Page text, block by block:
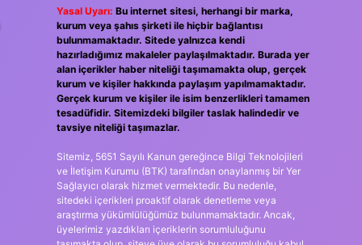
Yasal Uyarı: Bu internet sitesi, herhangi bir marka,
kurum veya şahıs şirketi ile hiçbir bağlantısı
bulunmamaktadır. Sitede yalnızca kendi
hazırladığımız makaleler paylaşılmaktadır. Burada yer
alan içerikler haber niteliği taşımamakta olup, gerçek
kurum ve kişiler hakkında paylaşım yapılmamaktadır.
Gerçek kurum ve kişiler ile isim benzerlikleri tamamen
tesadüfidir. Sitemizdeki bilgiler taslak halindedir ve
tavsiye niteliği taşımazlar.
Sitemiz, 5651 Sayılı Kanun gereğince Bilgi Teknolojileri
ve İletişim Kurumu (BTK) tarafından onaylanmış bir Yer
Sağlayıcı olarak hizmet vermektedir. Bu nedenle,
sitedeki içerikleri proaktif olarak denetleme veya
araştırma yükümlülüğümüz bulunmamaktadır. Ancak,
üyelerimiz yazdıkları içeriklerin sorumluluğunu